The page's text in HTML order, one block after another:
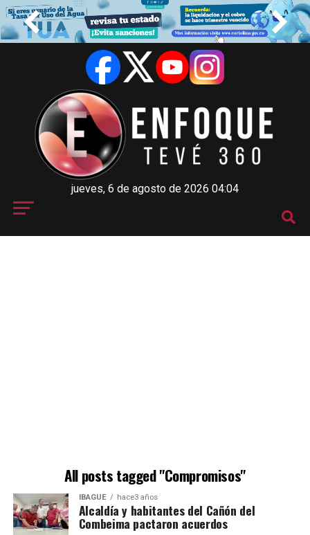
jueves, 6 de agosto de 2026 04:04
All posts tagged "Compromisos"
IBAGUÉ hace3 años
Alcaldía y habitantes del Cañón del
Combeima pactaron acuerdos